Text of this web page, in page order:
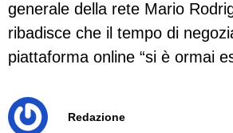
generale della rete Mario
ribadisce che il tempo di
piattaforma online “si è ormai
Redazione